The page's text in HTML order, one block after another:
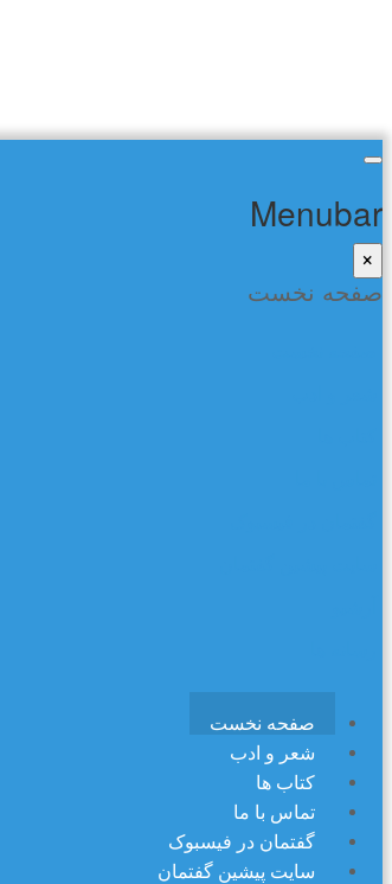
Menubar
×
صفحه نخست
صفحه نخست
شعر و ادب
کتاب ها
تماس با ما
گفتمان در فیسبوک
سایت پیشین گفتمان